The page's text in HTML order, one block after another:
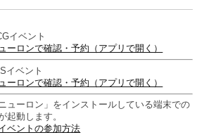
イベント
ーロンで確認・予約（アプリで開く）
イベント
ーロンで確認・予約（アプリで開く）
ューロン」をインストールしている端末での
起動します。
ベントの参加方法